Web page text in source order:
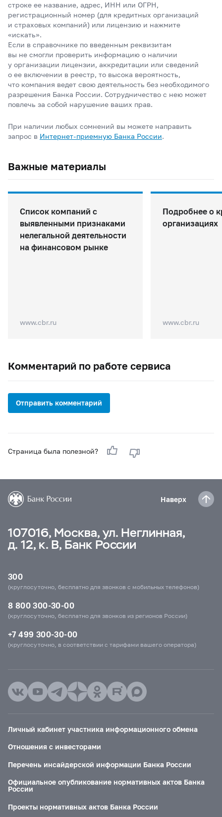
строке ее название, адрес, ИНН или ОГРН,
регистрационный номер (для кредитных организаций
и страховых компаний) или лицензию и нажмите
«искать».
Если в справочнике по введенным реквизитам
вы не смогли проверить информацию о наличии
у организации лицензии, аккредитации или сведений
о ее включении в реестр, то высока вероятность,
что компания ведет свою деятельность без необходимого
разрешения Банка России. Сотрудничество с нею может
повлечь за собой нарушение ваших прав.
При наличии любых сомнений вы можете направить
запрос в Интернет-приемную Банка России.
Важные материалы
Список компаний с
выявленными признаками
нелегальной деятельности
на финансовом рынке
www.cbr.ru
Подробнее о
организациях
www.cbr.ru
Комментарий по работе сервиса
Отправить комментарий
Страница была полезной?
Наверх
107016, Москва, ул. Неглинная,
д. 12, к. В, Банк России
300
(круглосуточно, бесплатно для звонков с мобильных телефонов)
8 800 300-30-00
(круглосуточно, бесплатно для звонков из регионов России)
+7 499 300-30-00
(круглосуточно, в соответствии с тарифами вашего оператора)
Личный кабинет участника информационного обмена
Отношения с инвесторами
Перечень инсайдерской информации Банка России
Официальное опубликование нормативных актов Банка
России
Проекты нормативных актов Банка России